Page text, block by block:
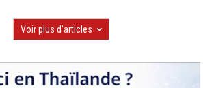
Voir plus d'articles